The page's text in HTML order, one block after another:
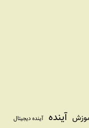
آینده آینده دیجیتال